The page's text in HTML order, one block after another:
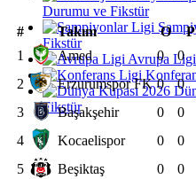
Durumu ve Fikstür
Fikstür
Avrupa
Fikstür
# Takım O
P
1
Amed 0
0
2
Erzurumspor FK 0
0
3
Başakşehir 0
0
4
Kocaelispor 0
0
5
Beşiktaş 0
0